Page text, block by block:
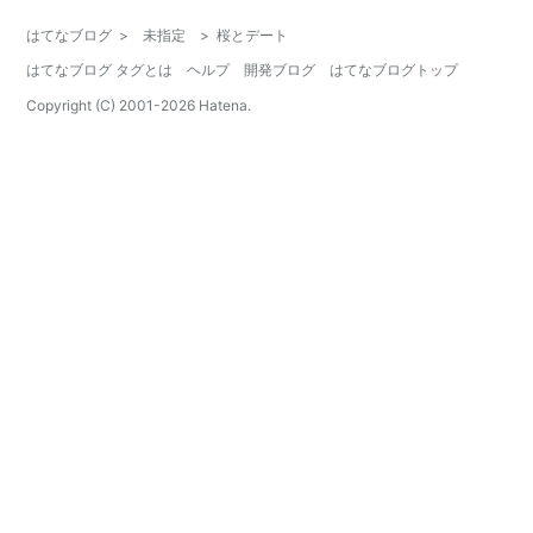
はてなブログ > 未指定 > 桜とデート
はてなブログ タグとは
ヘルプ 開発ブログ
はてなブログトップ
Copyright (C) 2001-2026 Hatena.